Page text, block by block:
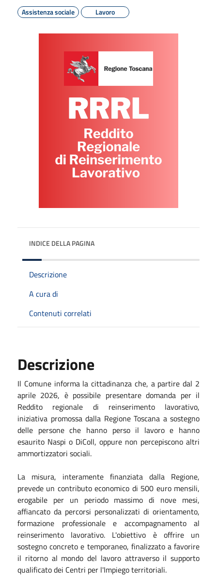
Assistenza sociale
Lavoro
INDICE DELLA PAGINA
Descrizione
A cura di
Contenuti correlati
Descrizione
Il Comune informa la cittadinanza che, a partire dal 2
aprile 2026, è possibile presentare domanda per il
Reddito regionale di reinserimento lavorativo,
iniziativa promossa dalla Regione Toscana a sostegno
delle persone che hanno perso il lavoro e hanno
esaurito Naspi o DiColl, oppure non percepiscono altri
ammortizzatori sociali.
La misura, interamente finanziata dalla Regione,
prevede un contributo economico di 500 euro mensili,
erogabile per un periodo massimo di nove mesi,
affiancato da percorsi personalizzati di orientamento,
formazione professionale e accompagnamento al
reinserimento lavorativo. L'obiettivo è offrire un
sostegno concreto e temporaneo, finalizzato a favorire
il ritorno al mondo del lavoro attraverso il supporto
qualificato dei Centri per l'Impiego territoriali.